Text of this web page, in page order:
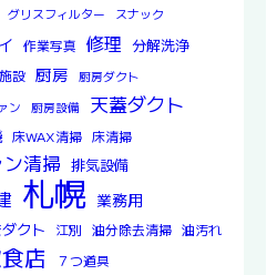
グリスフィルター スナック
作業写真 修理 分解洗浄
設 厨房 厨房ダクト
ン 厨房設備 天蓋ダクト
床WAX清掃 床清掃
清掃 排気設備
札幌 業務用
クト 江別 油分除去清掃 油汚れ
店 ７つ道具